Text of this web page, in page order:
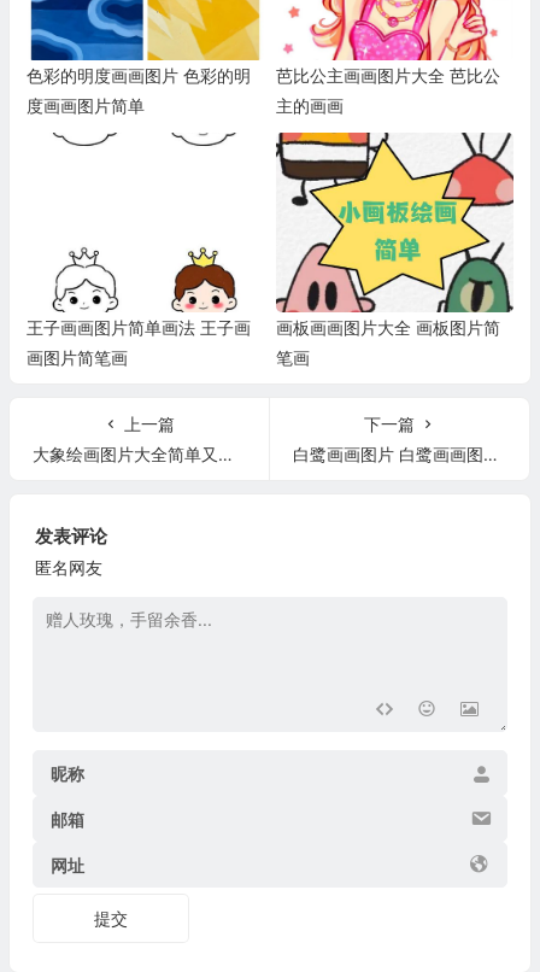
色彩的明度画画图片 色彩的明
度画画图片简单
芭比公主画画图片大全 芭比公
主的画画
王子画画图片简单画法 王子画
画图片简笔画
画板画画图片大全 画板图片简
笔画
上一篇
大象绘画图片大全简单又漂亮 大象绘画作品
下一篇
白鹭画画图片 白鹭画画图片简笔涂色
发表评论
匿名网友
昵称
邮箱
网址
提交